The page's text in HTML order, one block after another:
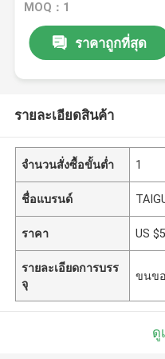
MOQ：1
ราคาถูกที่สุด
รายละเอียดสินค้า
จำนวนสั่งซื้อขั้นต่ำ 1
ชื่อแบรนด์
ราคา US
รายละเอียดการบรร
จุ
ขนข
ดู